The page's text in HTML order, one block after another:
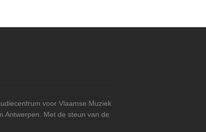
voor Vlaamse Muziek
Antwerpen. Met de steun van de